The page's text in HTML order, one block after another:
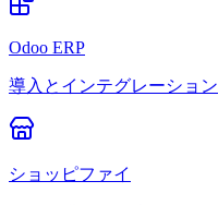
Odoo ERP
導入とインテグレーション
ショッピファイ